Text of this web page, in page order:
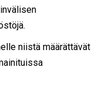
niistä määrättävät